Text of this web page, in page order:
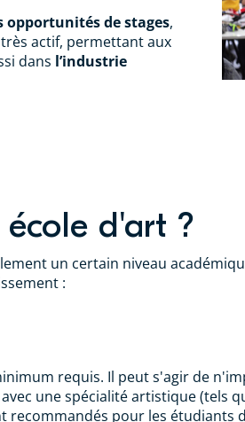
opportunités de stages,
très actif, permettant aux
dans l’industrie
d'art ?
un certain niveau
:
requis. Il peut s'agir de
une spécialité artistique (tels
pour les étudiants